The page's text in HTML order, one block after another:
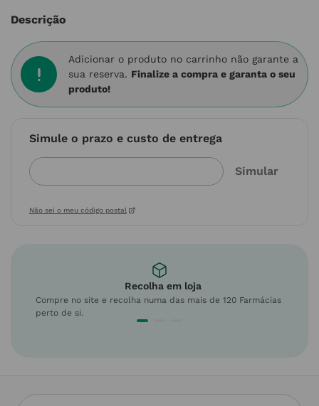
Descrição
Adicionar o produto no carrinho não garante a
sua reserva. Finalize a compra e garanta o seu
produto!
Simule o prazo e custo de entrega
Não sei o meu código postal
Recolha em loja
Compre no site e recolha numa das mais de 120 Farmácias
perto de si.